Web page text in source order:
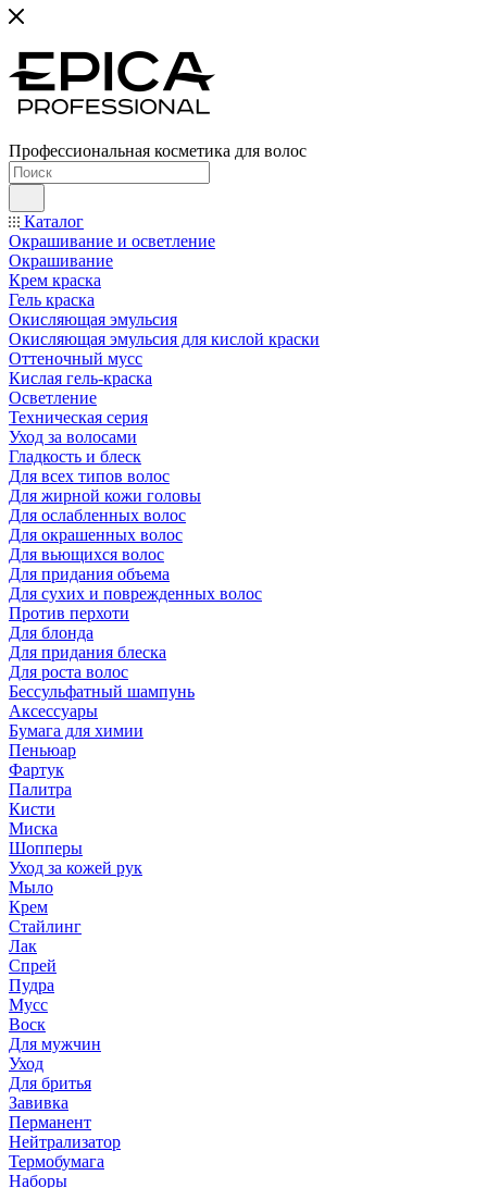
Профессиональная косметика для волос
Каталог
Окрашивание и осветление
Окрашивание
Крем краска
Гель краска
Окисляющая эмульсия
Окисляющая эмульсия для кислой краски
Оттеночный мусс
Кислая гель-краска
Осветление
Техническая серия
Уход за волосами
Гладкость и блеск
Для всех типов волос
Для жирной кожи головы
Для ослабленных волос
Для окрашенных волос
Для вьющихся волос
Для придания объема
Для сухих и поврежденных волос
Против перхоти
Для блонда
Для придания блеска
Для роста волос
Бессульфатный шампунь
Аксессуары
Бумага для химии
Пеньюар
Фартук
Палитра
Кисти
Миска
Шопперы
Уход за кожей рук
Мыло
Крем
Стайлинг
Лак
Спрей
Пудра
Мусс
Воск
Для мужчин
Уход
Для бритья
Завивка
Перманент
Нейтрализатор
Термобумага
Наборы